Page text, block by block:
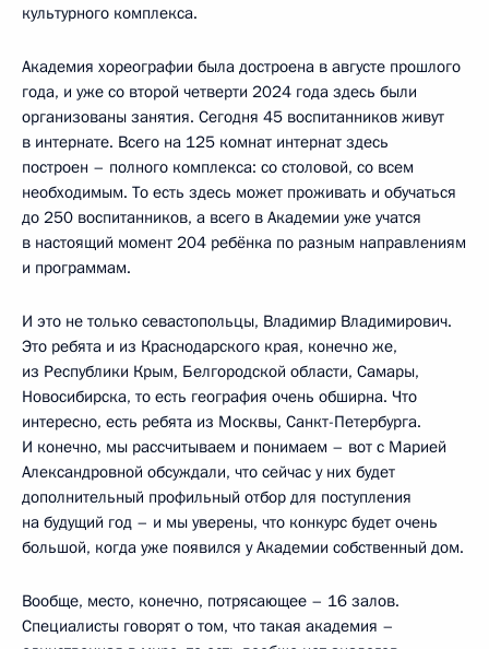
культурного комплекса.
Академия хореографии была достроена в августе прошлого
года, и уже со второй четверти 2024 года здесь были
организованы занятия. Сегодня 45 воспитанников живут
в интернате. Всего на 125 комнат интернат здесь
построен – полного комплекса: со столовой, со всем
необходимым. То есть здесь может проживать и обучаться
до 250 воспитанников, а всего в Академии уже учатся
в настоящий момент 204 ребёнка по разным направлениям
и программам.
И это не только севастопольцы, Владимир Владимирович.
Это ребята и из Краснодарского края, конечно же,
из Республики Крым, Белгородской области, Самары,
Новосибирска, то есть география очень обширна. Что
интересно, есть ребята из Москвы, Санкт-Петербурга.
И конечно, мы рассчитываем и понимаем – вот с Марией
Александровной обсуждали, что сейчас у них будет
дополнительный профильный отбор для поступления
на будущий год – и мы уверены, что конкурс будет очень
большой, когда уже появился у Академии собственный дом.
Вообще, место, конечно, потрясающее – 16 залов.
Специалисты говорят о том, что такая академия –